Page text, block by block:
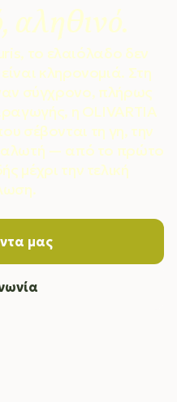
αληθινό.
το ελαιόλαδο δεν
κληρονομιά. Στη
σύγχρονο, πλήρως
η OLIVARTIA
σέβονται τη γη, την
— από το πρώτο
μέχρι την τελική
μας